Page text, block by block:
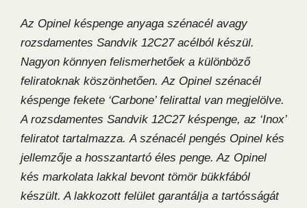
Az Opinel késpenge anyaga szénacél avagy
rozsdamentes Sandvik 12C27 acélból készül.
Nagyon könnyen felismerhetőek a különböző
feliratoknak köszönhetően. Az Opinel szénacél
késpenge fekete ‘Carbone’ felirattal van megjelölve.
A rozsdamentes Sandvik 12C27 késpenge, az ‘Inox’
feliratot tartalmazza. A szénacél pengés Opinel kés
jellemzője a hosszantartó éles penge. Az Opinel
kés markolata lakkal bevont tömör bükkfából
készült. A lakkozott felület garantálja a tartósságát